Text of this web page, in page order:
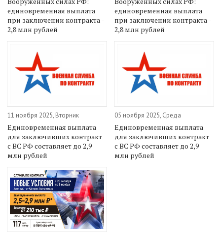
единовременная выплата
при заключении контракта -
2,8 млн рублей
единовременная выплата
при заключении контракта -
2,8 млн рублей
11 ноября 2025, Вторник
Единовременная выплата
для заключивших контракт
с ВС РФ составляет до 2,9
млн рублей
05 ноября 2025, Среда
Единовременная выплата
для заключивших контракт
с ВС РФ составляет до 2,9
млн рублей